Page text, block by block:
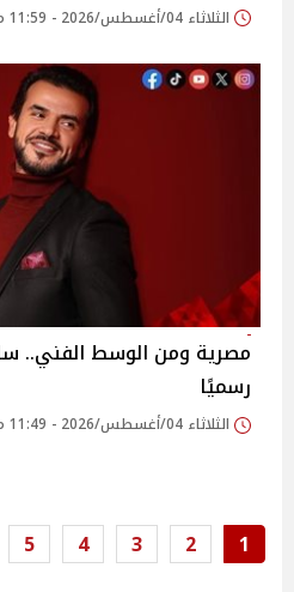
الثلاثاء 04/أغسطس/2026 - 11:59 م
مصرية ومن الوسط الفني..
رسميًا
الثلاثاء 04/أغسطس/2026 - 11:49 م
1
2
3
4
5